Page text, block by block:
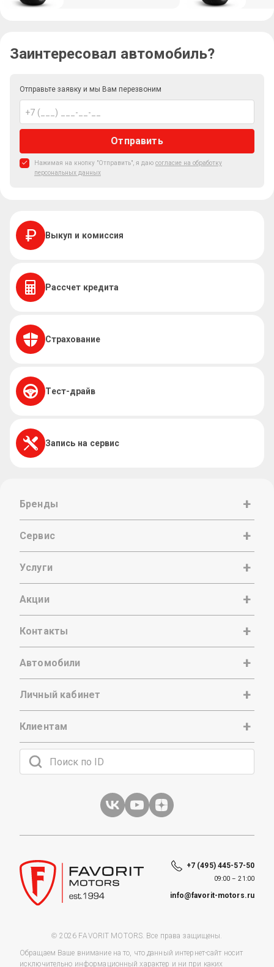
Заинтересовал автомобиль?
Отправьте заявку и мы Вам перезвоним
Отправить
Нажимая на кнопку "Отправить", я даю согласие на обработку
персональных данных
Выкуп и комиссия
Рассчет кредита
Страхование
Тест-драйв
Запись на сервис
Бренды
Сервис
Услуги
Акции
Контакты
Автомобили
Личный кабинет
Клиентам
+7 (495) 445-57-50
09:00 – 21:00
info@favorit-motors.ru
© 2026 FAVORIT MOTORS. Все права защищены.
Обращаем Ваше внимание на то, что данный интернет-сайт носит
исключительно информационный характер и ни при каких